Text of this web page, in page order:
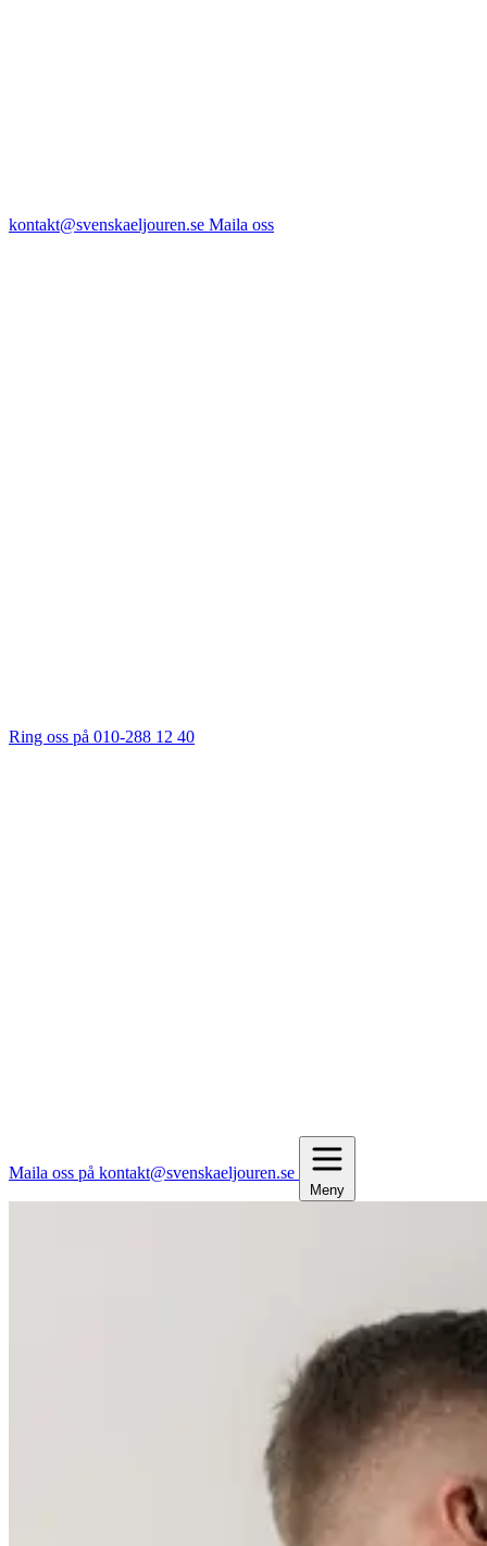
kontakt@svenskaeljouren.se Maila oss
Ring oss på 010-288 12 40
Maila oss på kontakt@svenskaeljouren.se
Meny